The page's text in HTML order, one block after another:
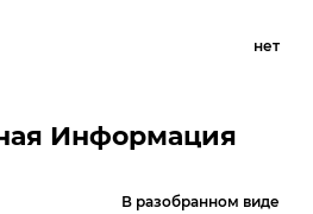
нет
Информация
В разобранном виде